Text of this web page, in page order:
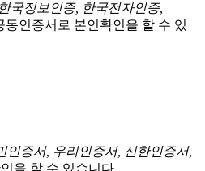
국정보인증, 한국전자인증,
동인증서로 본인확인을 할 수 있
인증서, 우리인증서, 신한인증서,